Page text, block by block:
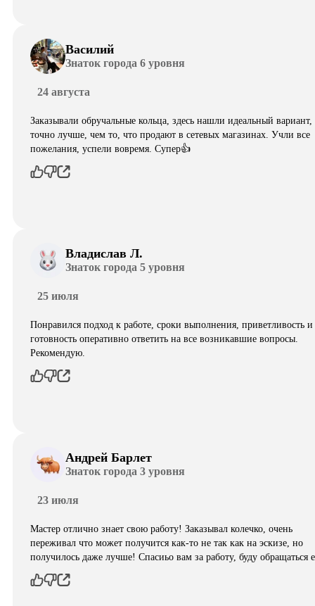
Василий
Знаток города 6 уровня
24 августа
Заказывали обручальные кольца, здесь нашли идеальный вариант,
точно лучше, чем то, что продают в сетевых магазинах. Учли все
пожелания, успели вовремя. Супер👍
Владислав Л.
Знаток города 5 уровня
25 июля
Понравился подход к работе, сроки выполнения, приветливость и
готовность оперативно ответить на все возникавшие вопросы.
Рекомендую.
Андрей Барлет
Знаток города 3 уровня
23 июля
Мастер отлично знает свою работу! Заказывал колечко, очень
переживал что может получится как-то не так как на эскизе, но
получилось даже лучше! Спасиьо вам за работу, буду обращаться